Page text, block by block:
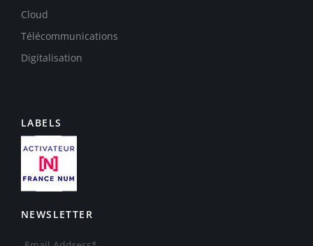
Cloud
Télécommunications
Digitalisation
LABELS
NEWSLETTER